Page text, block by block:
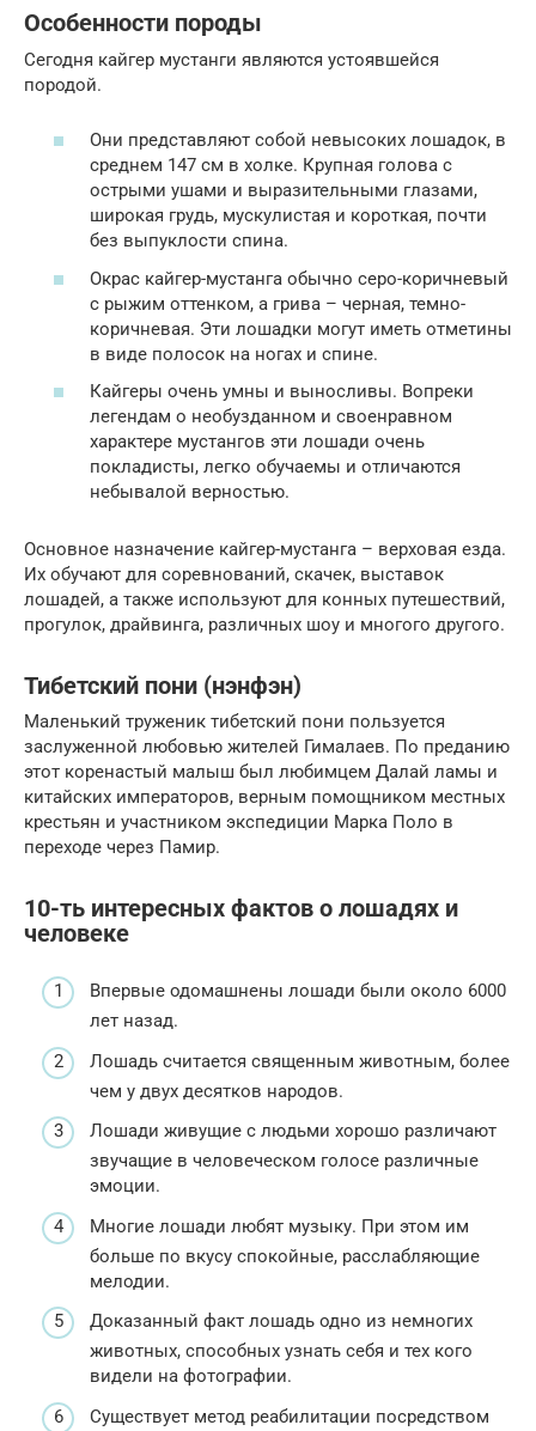
Особенности породы
Сегодня кайгер мустанги являются устоявшейся
породой.
Они представляют собой невысоких лошадок, в
среднем 147 см в холке. Крупная голова с
острыми ушами и выразительными глазами,
широкая грудь, мускулистая и короткая, почти
без выпуклости спина.
Окрас кайгер-мустанга обычно серо-коричневый
с рыжим оттенком, а грива – черная, темно-
коричневая. Эти лошадки могут иметь отметины
в виде полосок на ногах и спине.
Кайгеры очень умны и выносливы. Вопреки
легендам о необузданном и своенравном
характере мустангов эти лошади очень
покладисты, легко обучаемы и отличаются
небывалой верностью.
Основное назначение кайгер-мустанга – верховая езда.
Их обучают для соревнований, скачек, выставок
лошадей, а также используют для конных путешествий,
прогулок, драйвинга, различных шоу и многого другого.
Тибетский пони (нэнфэн)
Маленький труженик тибетский пони пользуется
заслуженной любовью жителей Гималаев. По преданию
этот коренастый малыш был любимцем Далай ламы и
китайских императоров, верным помощником местных
крестьян и участником экспедиции Марка Поло в
переходе через Памир.
10-ть интересных фактов о лошадях и
человеке
Впервые одомашнены лошади были около 6000
лет назад.
Лошадь считается священным животным, более
чем у двух десятков народов.
Лошади живущие с людьми хорошо различают
звучащие в человеческом голосе различные
эмоции.
Многие лошади любят музыку. При этом им
больше по вкусу спокойные, расслабляющие
мелодии.
Доказанный факт лошадь одно из немногих
животных, способных узнать себя и тех кого
видели на фотографии.
Существует метод реабилитации посредством